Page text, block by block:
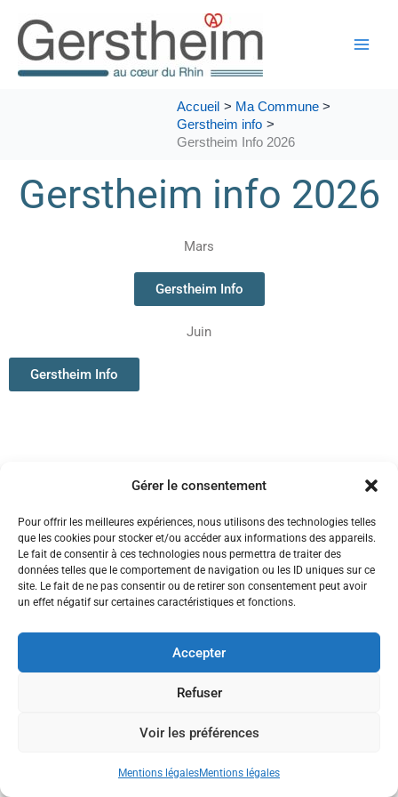
Gérer le consentement
Pour offrir les meilleures expériences, nous utilisons des technologies telles
que les cookies pour stocker et/ou accéder aux informations des appareils.
Le fait de consentir à ces technologies nous permettra de traiter des
données telles que le comportement de navigation ou les ID uniques sur ce
site. Le fait de ne pas consentir ou de retirer son consentement peut avoir
un effet négatif sur certaines caractéristiques et fonctions.
Accepter
Refuser
Voir les préférences
Mentions légalesMentions légales
contenu
Accueil
Ma Commune
Gerstheim info
Gerstheim Info 2026
Gerstheim info 2026
Mars
Gerstheim Info
Juin
Gerstheim Info
Politiques de confidentialité
Gestion des cookies